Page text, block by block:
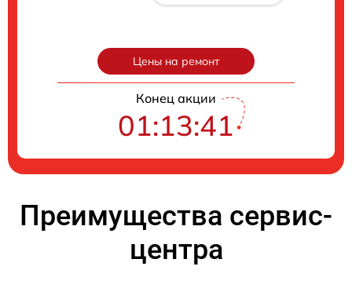
Цены на ремонт
Конец акции
01:13:41
Преимущества сервис-
центра